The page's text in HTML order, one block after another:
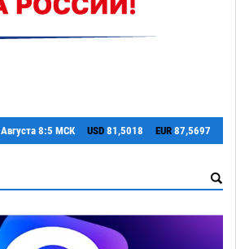
Августа 8:5 МСК USD 81,5018 EUR 87,5697